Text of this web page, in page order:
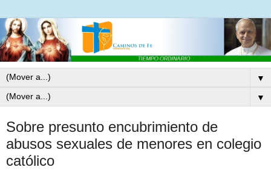
▼
▼
Sobre presunto encubrimiento de
abusos sexuales de menores en colegio
católico